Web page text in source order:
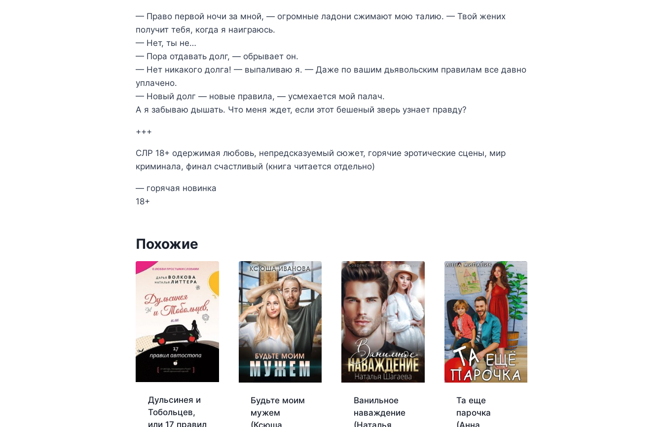
— Право первой ночи за мной, — огромные ладони сжимают мою талию. — Твой жених
получит тебя, когда я наиграюсь.
— Нет, ты не…
— Пора отдавать долг, — обрывает он.
— Нет никакого долга! — выпаливаю я. — Даже по вашим дьявольским правилам все давно
уплачено.
— Новый долг — новые правила, — усмехается мой палач.
А я забываю дышать. Что меня ждет, если этот бешеный зверь узнает правду?
+++
СЛР 18+ одержимая любовь, непредсказуемый сюжет, горячие эротические сцены, мир
криминала, финал счастливый (книга читается отдельно)
— горячая новинка
18+
Похожие
Дульсинея и
Тобольцев,
или 17 правил
Будьте моим
мужем
(Ксюша
Ванильное
наваждение
(Наталья
Та еще
парочка
(Анна